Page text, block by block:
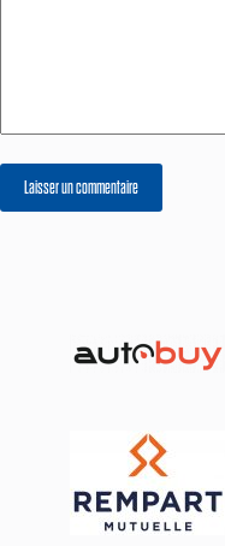
Laisser un commentaire